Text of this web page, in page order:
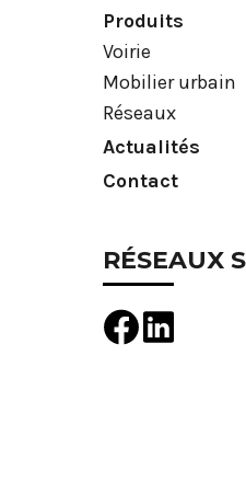
Produits
Voirie
Mobilier urbain
Réseaux
Actualités
Contact
RÉSEAUX